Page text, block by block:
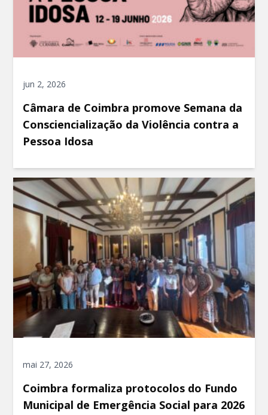
jun 2, 2026
Câmara de Coimbra promove Semana da
Consciencialização da Violência contra a
Pessoa Idosa
mai 27, 2026
Coimbra formaliza protocolos do Fundo
Municipal de Emergência Social para 2026